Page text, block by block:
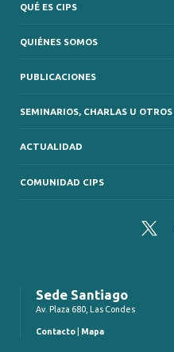
QUÉ ES CIPS
QUIÉNES SOMOS
PUBLICACIONES
SEMINARIOS, CHARLAS U OTROS
ACTUALIDAD
COMUNIDAD CIPS
Twitter
Sede Santiago
Av. Plaza 680, Las Condes
Contacto Mapa